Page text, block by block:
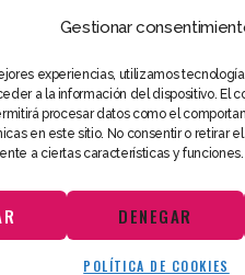
Gestionar
experiencias, utilizamos
a la información del dispositivo. El
procesar datos como el
en este sitio. No consentir o retirar
a ciertas características y funciones.
DENEGAR
POLÍTICA DE COOKIES